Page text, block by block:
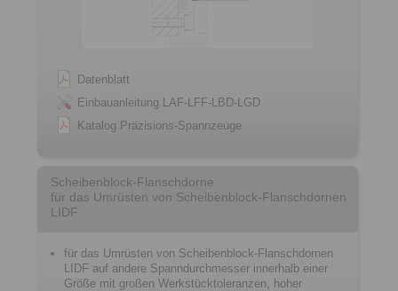
Datenblatt
Einbauanleitung LAF-LFF-LBD-LGD
Katalog Präzisions-Spannzeuge
Scheibenblock-Flanschdorne
für das Umrüsten von Scheibenblock-Flanschdornen
LIDF
für das Umrüsten von Scheibenblock-Flanschdornen
LIDF auf andere Spanndurchmesser innerhalb einer
Größe mit großen Werkstücktoleranzen, hoher